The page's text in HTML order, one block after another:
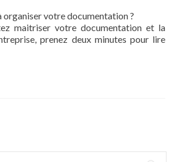
organiser votre documentation ?
maitriser votre documentation et la
prenez deux minutes pour lire